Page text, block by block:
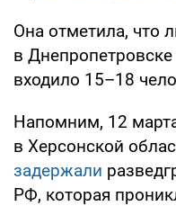
Она отметила, что
в
входило 15–18
Напомним, 12
в Херсонской
задержали
РФ, которая